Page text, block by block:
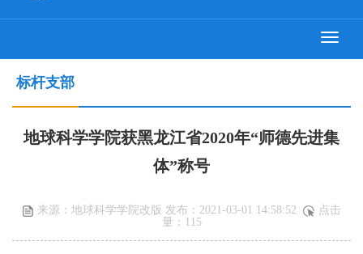
标杆支部
地球科学学院获黑龙江省2020年“师德先进集
体”称号
来源：地球科学学院改版 发布：2021-03-01 14:58:52
点击
量： 115